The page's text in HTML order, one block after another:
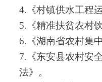
4.《村镇供水工程
5.《精准扶贫农村
6.《湖南省农村集
7.《东安县农村安
法》 。